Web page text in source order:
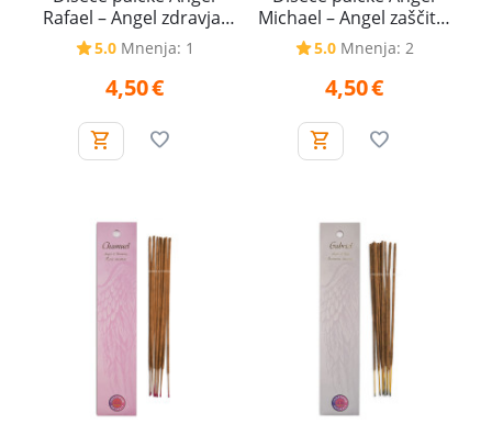
Rafael – Angel zdravja,
20 g
5.0 Mnenja: 1
4,50€
Michael – Angel zaščite,
20 g
5.0 Mnenja: 2
4,50€